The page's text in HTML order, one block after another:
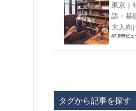
東京｜
語・基
大人向
47,099ビュ
タグから記事を探す